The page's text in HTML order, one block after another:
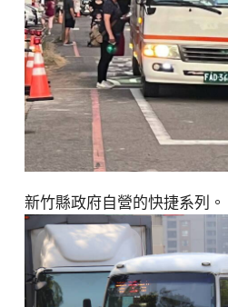
新竹縣政府自營的快捷系列。